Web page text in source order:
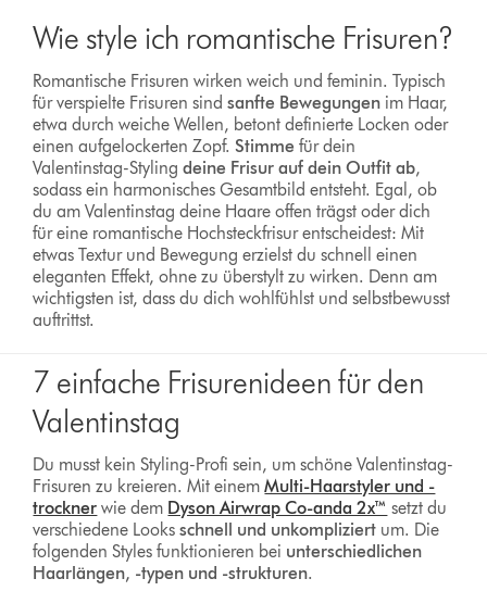
Wie style ich romantische Frisuren?
Romantische Frisuren wirken weich und feminin. Typisch
für verspielte Frisuren sindsanfte Bewegungen im Haar,
etwa durch weiche Wellen, betont definierte Locken oder
einen aufgelockerten Zopf.Stimmefür dein
Valentinstag-Styling deine Frisur auf dein Outfit ab,
sodass ein harmonisches Gesamtbild entsteht. Egal, ob
du am Valentinstag deine Haare offen trägst oder dich
für eine romantische Hochsteckfrisur entscheidest: Mit
etwas Textur und Bewegung erzielst du schnell einen
eleganten Effekt, ohne zu überstylt zu wirken. Denn am
wichtigsten ist, dass du dich wohlfühlst und selbstbewusst
auftrittst.
7 einfache Frisurenideen für den
Valentinstag
Du musst kein Styling-Profi sein, um schöne Valentinstag-
Frisuren zu kreieren. Mit einemMulti-Haarstyler und -
trockner wie dem Dyson Airwrap Co-anda 2x™ setzt du
verschiedene Looks schnell und unkompliziert um. Die
folgenden Styles funktionieren bei unterschiedlichen
Haarlängen, -typen und -strukturen.